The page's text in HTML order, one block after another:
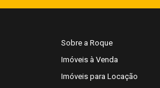
Sobre a Roque
Imóveis à Venda
Imóveis para Locação